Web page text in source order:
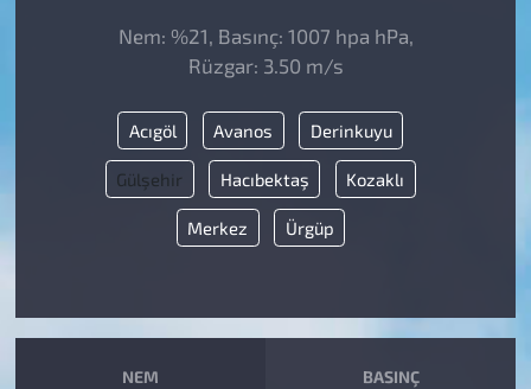
Nem: %21, Basınç: 1007 hpa hPa,
Rüzgar: 3.50 m/s
Acıgöl Avanos Derinkuyu
Gülşehir Hacıbektaş Kozaklı
Merkez Ürgüp
NEM BASINÇ